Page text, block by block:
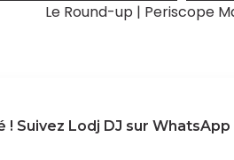
Le Round-up | Periscope
! Suivez Lodj DJ sur WhatsApp